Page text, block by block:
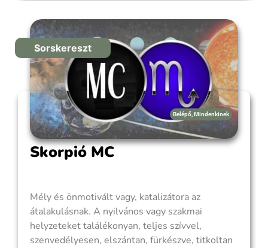
Sorskereszt
Belépő Mindenkinek
Skorpió MC
Mély és önmotivált vagy, katalizátora az
átalakulásnak. A nyilvános vagy szakmai
helyzeteket találékonyan, teljes szívvel,
szenvedélyesen, elszántan, fürkészve, titkoltan